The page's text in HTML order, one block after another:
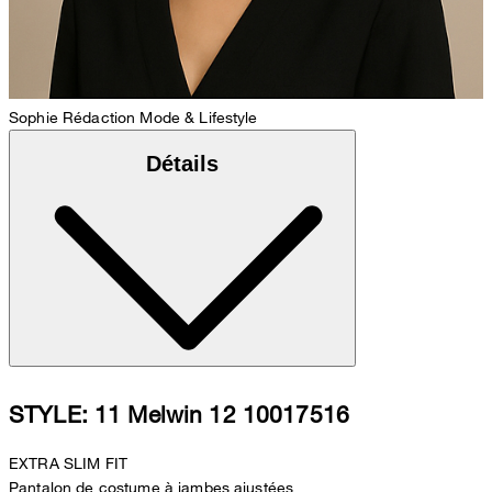
Sophie Rédaction Mode & Lifestyle
Détails
STYLE: 11 Melwin 12 10017516
EXTRA SLIM FIT
Pantalon de costume à jambes ajustées